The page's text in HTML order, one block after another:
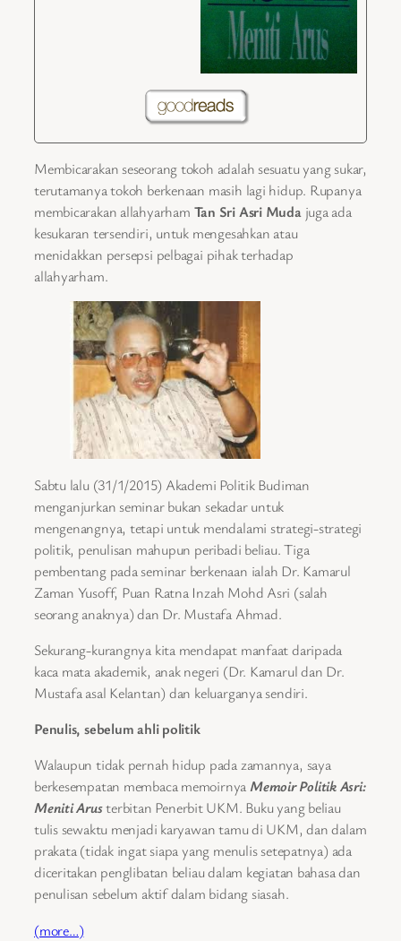
Membicarakan seseorang tokoh adalah sesuatu yang sukar,
terutamanya tokoh berkenaan masih lagi hidup. Rupanya
membicarakan allahyarham Tan Sri Asri Mudajuga ada
kesukaran tersendiri, untuk mengesahkan atau
menidakkan persepsi pelbagai pihak terhadap
allahyarham.
Sabtu lalu (31/1/2015) Akademi Politik Budiman
menganjurkan seminar bukan sekadar untuk
mengenangnya, tetapi untuk mendalami strategi-strategi
politik, penulisan mahupun peribadi beliau. Tiga
pembentang pada seminar berkenaan ialah Dr. Kamarul
Zaman Yusoff, Puan Ratna Inzah Mohd Asri (salah
seorang anaknya) dan Dr. Mustafa Ahmad.
Sekurang-kurangnya kita mendapat manfaat daripada
kaca mata akademik, anak negeri (Dr. Kamarul dan Dr.
Mustafa asal Kelantan) dan keluarganya sendiri.
Penulis, sebelum ahli politik
Walaupun tidak pernah hidup pada zamannya, saya
berkesempatan membaca memoirnyaMemoir Politik Asri:
Meniti Arusterbitan Penerbit UKM. Buku yang beliau
tulis sewaktu menjadi karyawan tamu di UKM, dan dalam
prakata (tidak ingat siapa yang menulis setepatnya) ada
diceritakan penglibatan beliau dalam kegiatan bahasa dan
penulisan sebelum aktif dalam bidang siasah.
(more…)